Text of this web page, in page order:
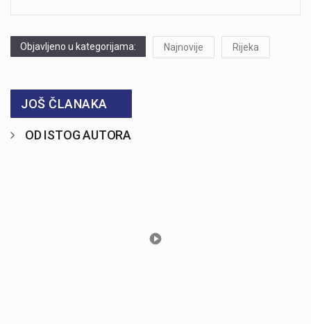
Objavljeno u kategorijama: Najnovije Rijeka
JOŠ ČLANAKA
OD ISTOG AUTORA